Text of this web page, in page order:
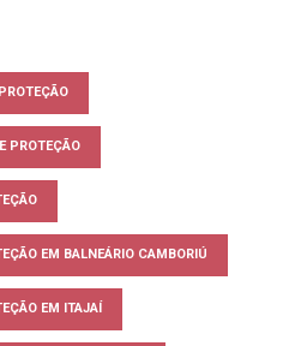
PROTEÇÃO
EM BALNEÁRIO CAMBORIÚ
EM ITAJAÍ